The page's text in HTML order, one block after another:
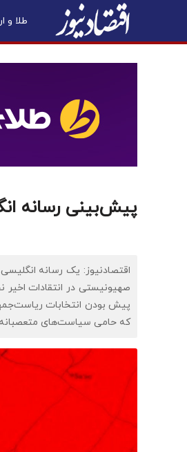
طلا و
پیش‌بینی رسانه
اقتصادنیوز: یک رسانه
صهیونیستی در انتقادات اخیر
پیش بودن انتخابات
که حامی سیاست‌های